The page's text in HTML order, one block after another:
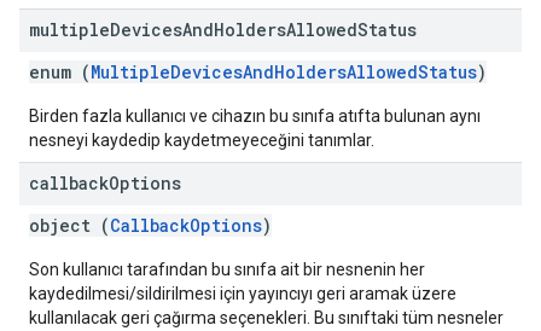
multipleDevicesAndHoldersAllowedStatus
enum (MultipleDevicesAndHoldersAllowedStatus)
Birden fazla kullanıcı ve cihazın bu sınıfa atıfta bulunan aynı
nesneyi kaydedip kaydetmeyeceğini tanımlar.
callbackOptions
object (CallbackOptions)
Son kullanıcı tarafından bu sınıfa ait bir nesnenin her
kaydedilmesi/sildirilmesi için yayıncıyı geri aramak üzere
kullanılacak geri çağırma seçenekleri. Bu sınıftaki tüm nesneler